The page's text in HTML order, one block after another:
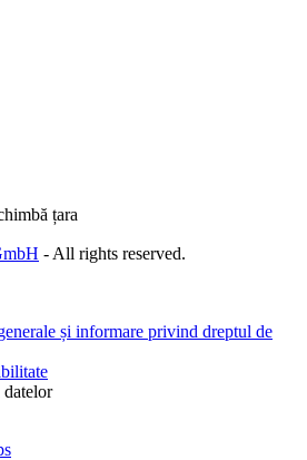
țara
- All rights reserved.
și informare privind dreptul de
datelor